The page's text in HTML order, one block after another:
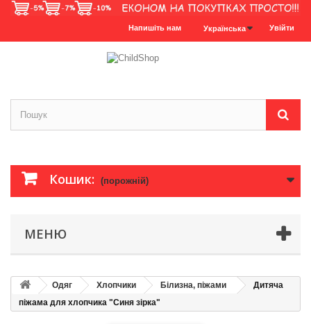
Увійти
Українська
Напишіть нам
Кошик: (порожній)
МЕНЮ
Одяг Хлопчики Білизна, піжами
Дитяча
піжама для хлопчика "Синя зірка"